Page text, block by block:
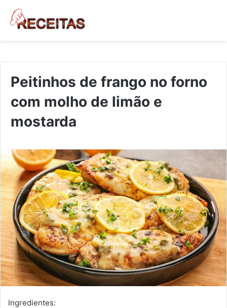
Peitinhos de frango no forno
com molho de limão e
mostarda
Ingredientes: